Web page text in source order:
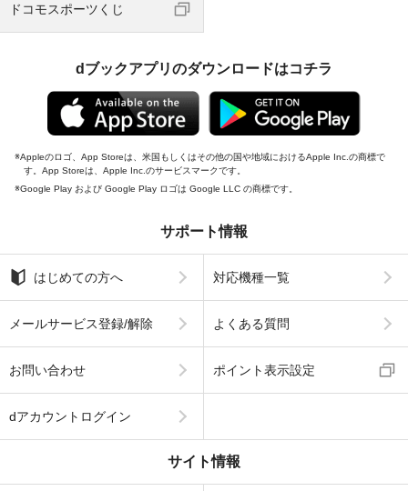
ドコモスポーツくじ
dブックアプリのダウンロードはコチラ
Appleのロゴ、App Storeは、米国もしくはその他の国や地域におけるApple Inc.の商標で
す。App Storeは、Apple Inc.のサービスマークです。
Google Play および Google Play ロゴは Google LLC の商標です。
サポート情報
はじめての方へ 対応機種一覧
メールサービス登録/解除 よくある質問
お問い合わせ ポイント表示設定
dアカウントログイン
サイト情報